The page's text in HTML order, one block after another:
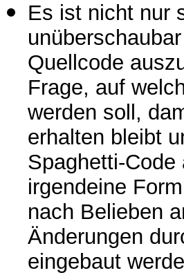
Es ist nicht nur
Quellcode
Frage, auf
werden soll,
erhalten bleibt
Spaghetti-
irgendeine
nach Belieben
Änderungen
eingebaut